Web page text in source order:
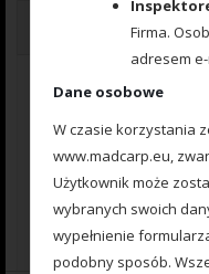
Opinie
Na razie nie ma opinii o
Napisz pierwszą
Firma.
adresem
Dane osobowe
W czasie korzystania
www.madcarp.eu,
Użytkownik może
wybranych swoich
wypełnienie
podobny sposób.